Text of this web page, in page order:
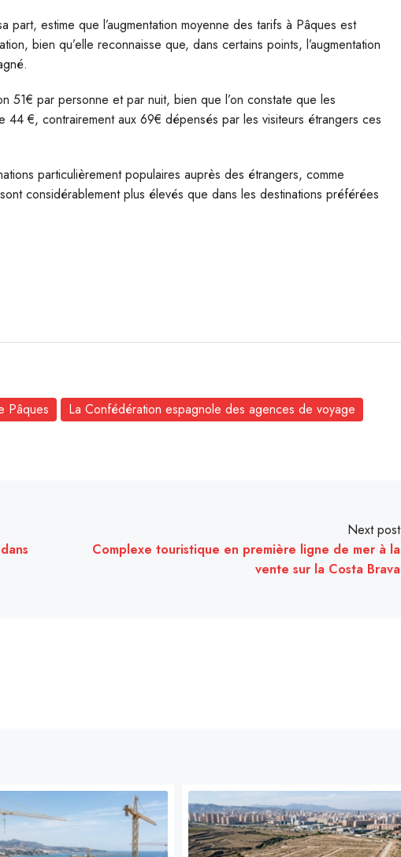
part, estime que l’augmentation moyenne des tarifs à Pâques est
bien qu’elle reconnaisse que, dans certains points, l’augmentation
51€ par personne et par nuit, bien que l’on constate que les
44 €, contrairement aux 69€ dépensés par les visiteurs étrangers ces
particulièrement populaires auprès des étrangers, comme
considérablement plus élevés que dans les destinations préférées
Pâques
La Confédération espagnole des agences de voyage
Next post
Complexe touristique en première ligne de mer à la
vente sur la Costa Brava